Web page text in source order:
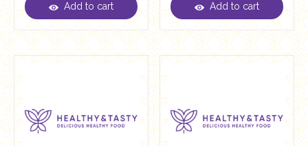
EGP 2,206.00
Add to cart EGP 22.50Add to cart